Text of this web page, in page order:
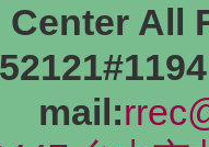
Center All
mail: